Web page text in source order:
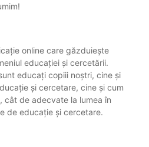
online care găzduiește
educației și cercetării.
educați copiii noștri, cine și
și cercetare, cine și cum
cât de adecvate la lumea în
de educație și cercetare.